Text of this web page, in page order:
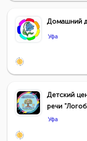
Домашний
Уфа
Детский
речи
Уфа